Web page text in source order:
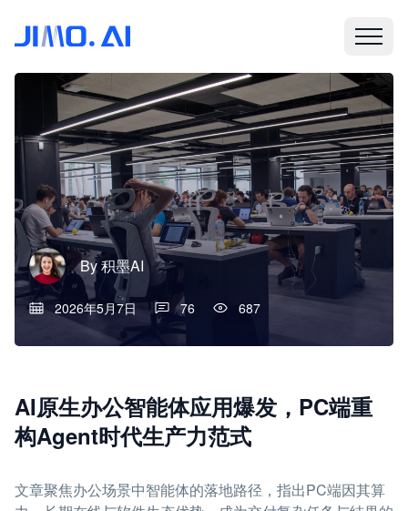
By积墨AI
2026年5月7日 76 687
AI原生办公智能体应用爆发，PC端重
构Agent时代生产力范式
文章聚焦办公场景中智能体的落地路径，指出PC端因其算